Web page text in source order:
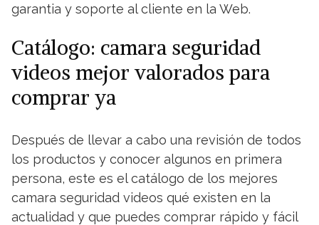
garantia y soporte al cliente en la Web.
Catálogo: camara seguridad
videos mejor valorados para
comprar ya
Después de llevar a cabo una revisión de todos
los productos y conocer algunos en primera
persona, este es el catálogo de los mejores
camara seguridad videos qué existen en la
actualidad y que puedes comprar rápido y fácil